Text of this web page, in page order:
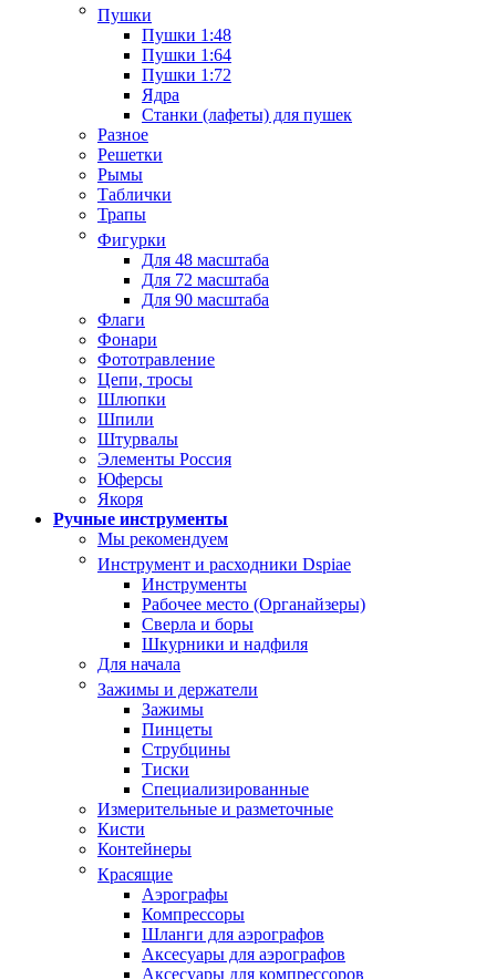
Пушки
Пушки 1:48
Пушки 1:64
Пушки 1:72
Ядра
Станки (лафеты) для пушек
Разное
Решетки
Рымы
Таблички
Трапы
Фигурки
Для 48 масштаба
Для 72 масштаба
Для 90 масштаба
Флаги
Фонари
Фототравление
Цепи, тросы
Шлюпки
Шпили
Штурвалы
Элементы Россия
Юферсы
Якоря
Ручные инструменты
Мы рекомендуем
Инструмент и расходники Dspiae
Инструменты
Рабочее место (Органайзеры)
Сверла и боры
Шкурники и надфиля
Для начала
Зажимы и держатели
Зажимы
Пинцеты
Струбцины
Тиски
Специализированные
Измерительные и разметочные
Кисти
Контейнеры
Красящие
Аэрографы
Компрессоры
Шланги для аэрографов
Аксесуары для аэрографов
Аксесуары для компрессоров